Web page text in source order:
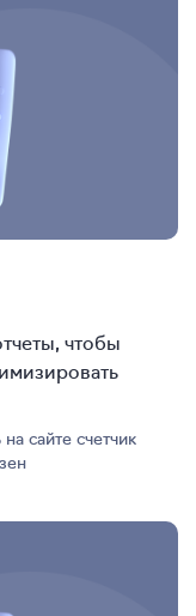
чтобы
сайте счетчик